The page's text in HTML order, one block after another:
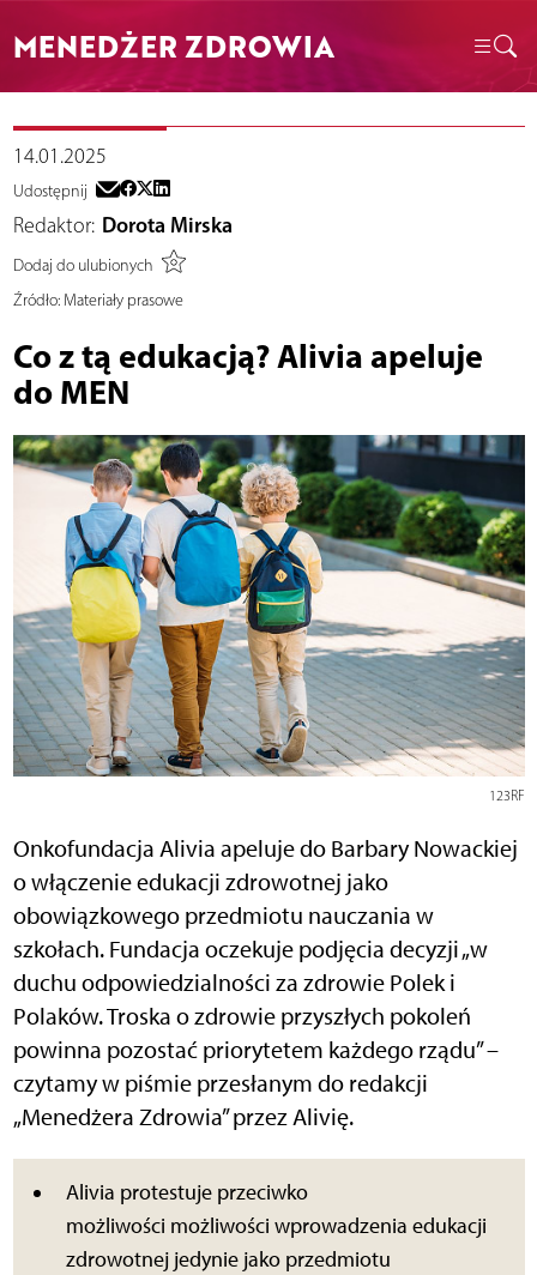
MENEDŻER ZDROWIA
14.01.2025
Udostępnij
Redaktor: Dorota Mirska
Dodaj do ulubionych
Źródło:Materiały prasowe
Co z tą edukacją? Alivia apeluje
do MEN
123RF
Onkofundacja Alivia apeluje do Barbary Nowackiej
o włączenie edukacji zdrowotnej jako
obowiązkowego przedmiotu nauczania w
szkołach. Fundacja oczekuje podjęcia decyzji „w
duchu odpowiedzialności za zdrowie Polek i
Polaków. Troska o zdrowie przyszłych pokoleń
powinna pozostać priorytetem każdego rządu” –
czytamy w piśmie przesłanym do redakcji
„Menedżera Zdrowia” przez Alivię.
Alivia protestuje przeciwko
możliwości możliwości wprowadzenia edukacji
zdrowotnej jedynie jako przedmiotu